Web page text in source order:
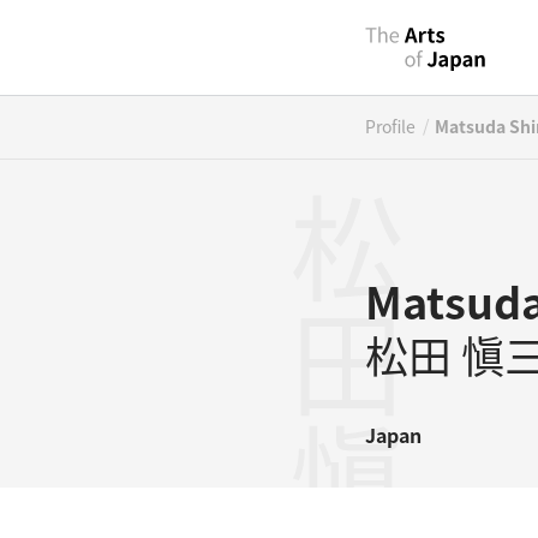
Profile / Matsuda
松田 愼
Japan
松田愼三